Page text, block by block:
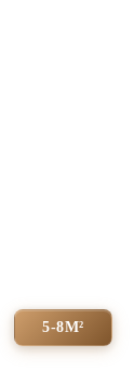
5-8М²